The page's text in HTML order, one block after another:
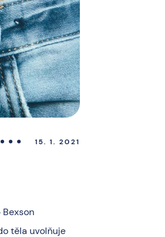
15. 1. 2021
těla uvolňuje